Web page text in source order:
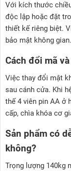
Với kích thước
độc lập hoặc đặt
thiết kế riêng biệt.
bảo mật không gian.
Cách đổi mã
Việc thay đổi mật
sau cánh cửa. Khi
thế 4 viên pin AA ở
cấp, chìa khóa cơ
Sản phẩm có
không?
Trọng lượng 140kg